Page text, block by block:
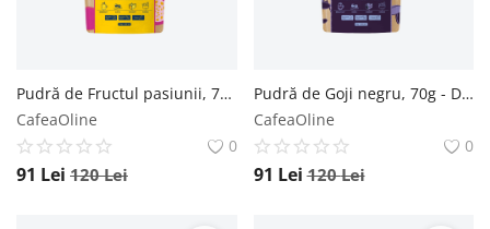
Pudră de Fructul pasiunii, 70g - Default Title The Organic Lab
CafeaOline
0
91 Lei 120Lei
Pudră de Goji negru, 70g - Default Title The Organic Lab
CafeaOline
0
91 Lei 120Lei